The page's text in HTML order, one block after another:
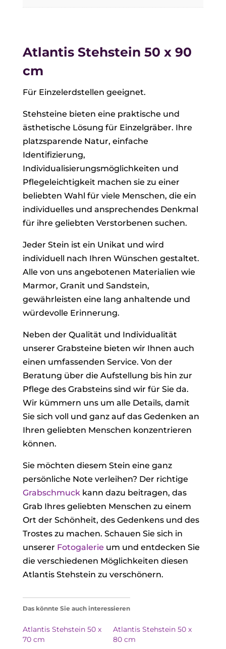
Atlantis Stehstein 50 x 90
cm
Für Einzelerdstellen geeignet.
Stehsteine bieten eine praktische und
ästhetische Lösung für Einzelgräber. Ihre
platzsparende Natur, einfache
Identifizierung,
Individualisierungsmöglichkeiten und
Pflegeleichtigkeit machen sie zu einer
beliebten Wahl für viele Menschen, die ein
individuelles und ansprechendes Denkmal
für ihre geliebten Verstorbenen suchen.
Jeder Stein ist ein Unikat und wird
individuell nach Ihren Wünschen gestaltet.
Alle von uns angebotenen Materialien wie
Marmor, Granit und Sandstein,
gewährleisten eine lang anhaltende und
würdevolle Erinnerung.
Neben der Qualität und Individualität
unserer Grabsteine bieten wir Ihnen auch
einen umfassenden Service. Von der
Beratung über die Aufstellung bis hin zur
Pflege des Grabsteins sind wir für Sie da.
Wir kümmern uns um alle Details, damit
Sie sich voll und ganz auf das Gedenken an
Ihren geliebten Menschen konzentrieren
können.
Sie möchten diesem Stein eine ganz
persönliche Note verleihen? Der richtige
Grabschmuckkann dazu beitragen, das
Grab Ihres geliebten Menschen zu einem
Ort der Schönheit, des Gedenkens und des
Trostes zu machen. Schauen Sie sich in
unserer Fotogalerie um und entdecken Sie
die verschiedenen Möglichkeiten diesen
Atlantis Stehstein zu verschönern.
Das könnte Sie auch interessieren
Atlantis Stehstein 50 x
70 cm
Atlantis Stehstein 50 x
80 cm